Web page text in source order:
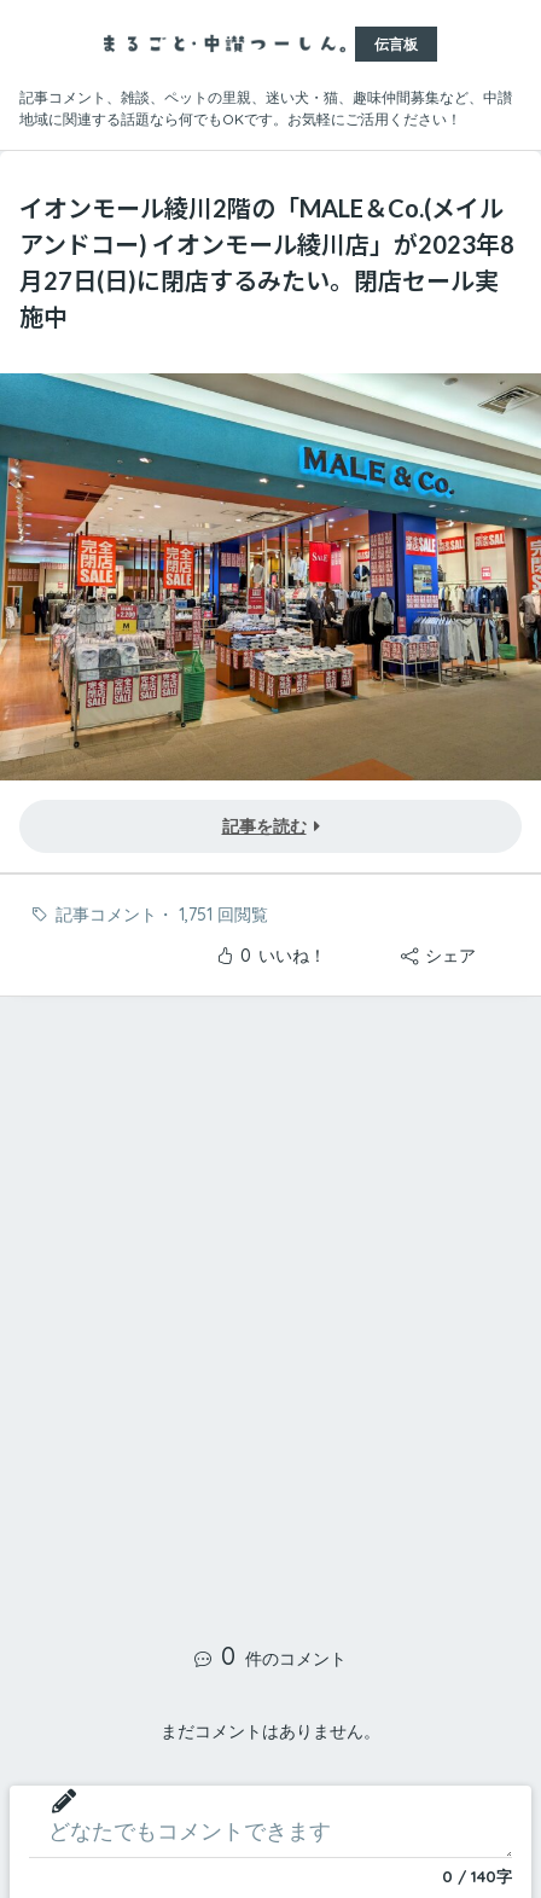
伝言板
記事コメント、雑談、ペットの里親、迷い犬・猫、趣味仲間募集など、中讃
地域に関連する話題なら何でもOKです。お気軽にご活用ください！
イオンモール綾川2階の「MALE＆Co.(メイル
アンドコー) イオンモール綾川店」が2023年8
月27日(日)に閉店するみたい。閉店セール実
施中
記事を読む
記事コメント ・ 1,751 回閲覧
シェア
0 いいね！
0 件のコメント
まだコメントはありません。
0 / 140字